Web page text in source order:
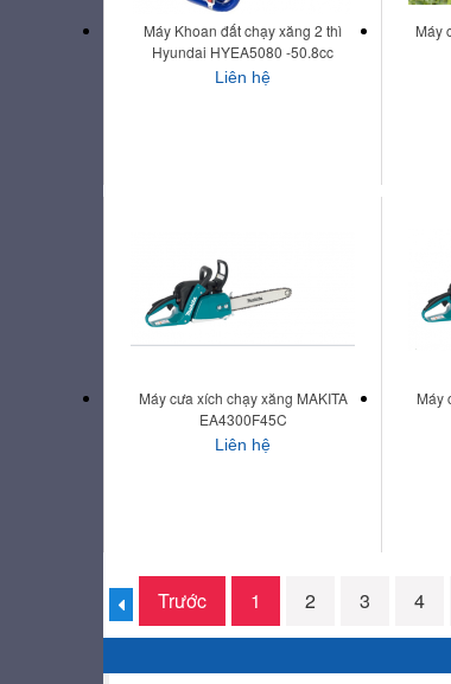
Máy Khoan đất chạy xăng 2 thì
Hyundai HYEA5080 -50.8cc
Liên hệ
Máy
Máy cưa xích chạy xăng MAKITA
EA4300F45C
Liên hệ
Máy
Trước 1 2 3 4